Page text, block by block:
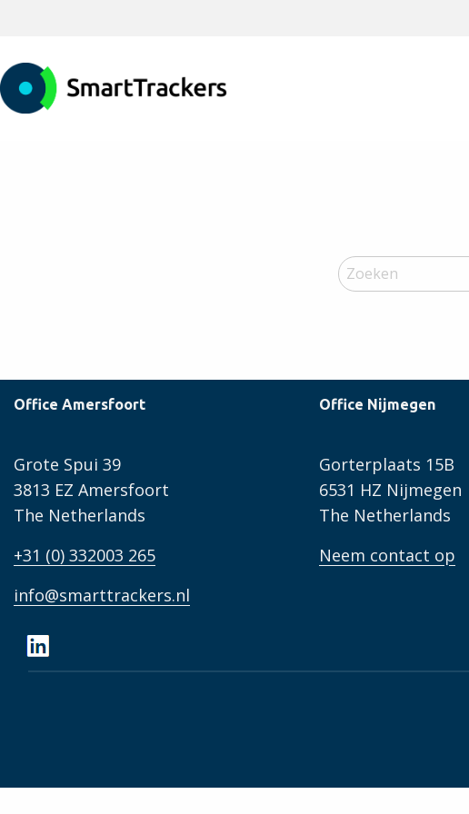
Office Amersfoort
Grote Spui 39
3813 EZ Amersfoort
The Netherlands
+31 (0) 332003 265
info@smarttrackers.nl
Office Nijmegen
Gorterplaats 15B
6531 HZ Nijmegen
The Netherlands
Neem contact op